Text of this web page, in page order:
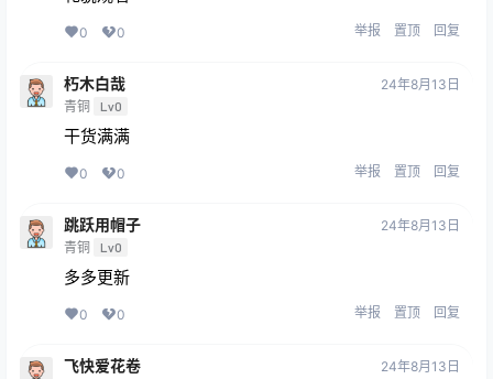
0 0 举报 置顶 回复
朽木白哉
青铜 Lv0
24年8月13日
干货满满
0 0 举报 置顶 回复
跳跃用帽子
青铜 Lv0
24年8月13日
多多更新
0 0 举报 置顶 回复
飞快爱花卷 24年8月13日